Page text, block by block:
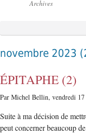
Archives
novembre 2023
ÉPITAPHE (2)
Par Michel Bellin, vendredi
Suite à ma décision de
peut concerner beaucoup